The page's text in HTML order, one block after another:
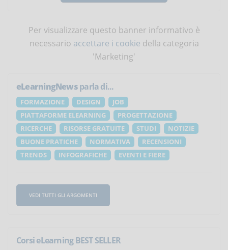
Per visualizzare questo banner informativo è
necessario accettare i cookie della categoria
'Marketing'
eLearningNewsparla di...
FORMAZIONE DESIGN
JOB
PIATTAFORME ELEARNING
PROGETTAZIONE
RICERCHE
RISORSE GRATUITE STUDI
NOTIZIE
BUONE PRATICHE
NORMATIVA
RECENSIONI
TRENDS
INFOGRAFICHE EVENTI E FIERE
VEDI TUTTI GLI ARGOMENTI
Corsi eLearning BEST SELLER